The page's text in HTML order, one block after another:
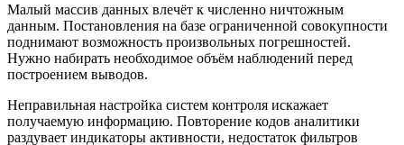
Малый массив данных влечёт к численно ничтожным
данным. Постановления на базе ограниченной совокупности
поднимают возможность произвольных погрешностей.
Нужно набирать необходимое объём наблюдений перед
построением выводов.
Неправильная настройка систем контроля искажает
получаемую информацию. Повторение кодов аналитики
раздувает индикаторы активности, недостаток фильтров